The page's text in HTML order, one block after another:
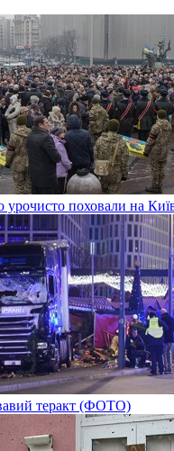
урочисто поховали на
теракт (ФОТО)